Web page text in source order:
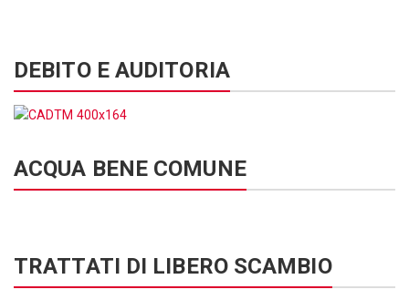
DEBITO E AUDITORIA
ACQUA BENE COMUNE
TRATTATI DI LIBERO SCAMBIO